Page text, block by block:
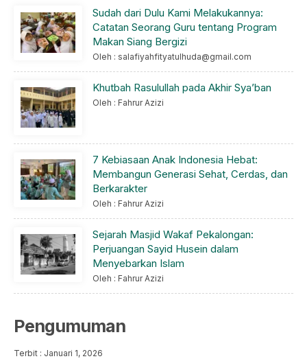
Sudah dari Dulu Kami Melakukannya:
Catatan Seorang Guru tentang Program
Makan Siang Bergizi
Oleh : salafiyahfityatulhuda@gmail.com
Khutbah Rasulullah pada Akhir Sya’ban
Oleh : Fahrur Azizi
7 Kebiasaan Anak Indonesia Hebat:
Membangun Generasi Sehat, Cerdas, dan
Berkarakter
Oleh : Fahrur Azizi
Sejarah Masjid Wakaf Pekalongan:
Perjuangan Sayid Husein dalam
Menyebarkan Islam
Oleh : Fahrur Azizi
Pengumuman
Terbit : Januari 1, 2026